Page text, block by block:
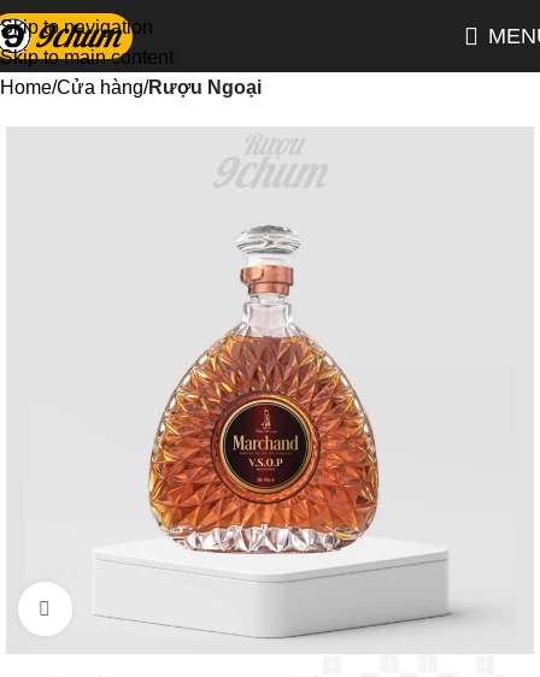
Skip to navigation
Skip to main content
Home Cửa hàng Rượu Ngoại
Click to enlarge